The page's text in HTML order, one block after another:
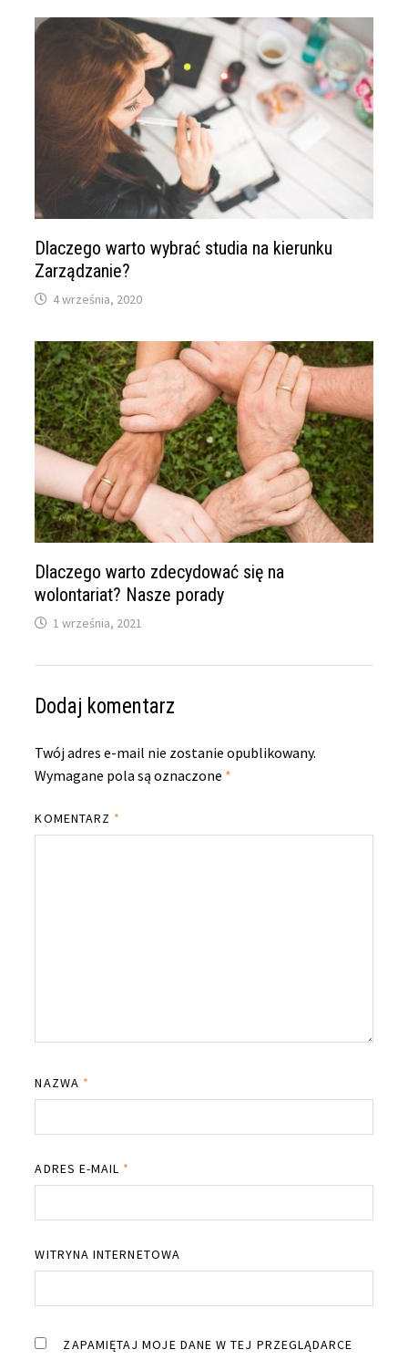
Dlaczego warto wybrać studia na kierunku
Zarządzanie?
4 września, 2020
Dlaczego warto zdecydować się na
wolontariat? Nasze porady
1 września, 2021
Dodaj komentarz
Twój adres e-mail nie zostanie opublikowany.
Wymagane pola są oznaczone *
KOMENTARZ *
NAZWA *
ADRES E-MAIL *
WITRYNA INTERNETOWA
ZAPAMIĘTAJ MOJE DANE W TEJ PRZEGLĄDARCE